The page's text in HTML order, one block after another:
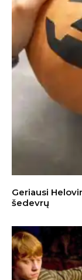
Geriausi
šedevrų